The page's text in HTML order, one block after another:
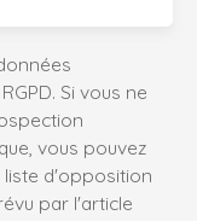
Si vous ne
vous pouvez
d'opposition
par l'article